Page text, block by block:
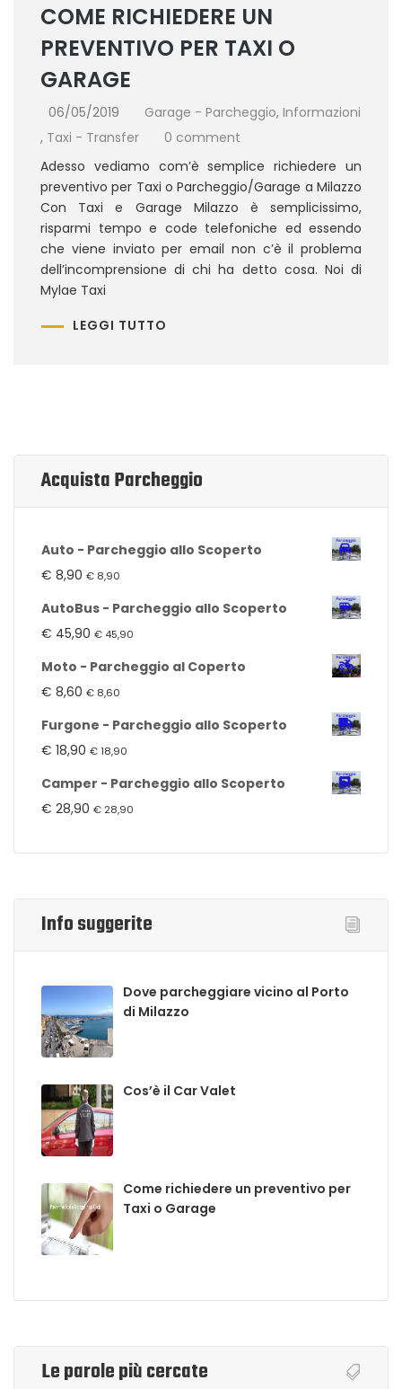
COME RICHIEDERE UN
PREVENTIVO PER TAXI O
GARAGE
06/05/2019 Garage - Parcheggio, Informazioni
, Taxi - Transfer
0 comment
Adesso vediamo com’è semplice richiedere un
preventivo per Taxi o Parcheggio/Garage a Milazzo
Con Taxi e Garage Milazzo è semplicissimo,
risparmi tempo e code telefoniche ed essendo
che viene inviato per email non c’è il problema
dell’incomprensione di chi ha detto cosa. Noi di
Mylae Taxi
LEGGI TUTTO
Acquista Parcheggio
Auto - Parcheggio allo Scoperto
€ 8,90 € 8,90
AutoBus - Parcheggio allo Scoperto
€ 45,90 € 45,90
Moto - Parcheggio al Coperto
€ 8,60 € 8,60
Furgone - Parcheggio allo Scoperto
€ 18,90 €18,90
Camper - Parcheggio allo Scoperto
€ 28,90 € 28,90
Info suggerite
Dove parcheggiare vicino al Porto
di Milazzo
Cos’è il Car Valet
Come richiedere un preventivo per
Taxi o Garage
Le parole più cercate